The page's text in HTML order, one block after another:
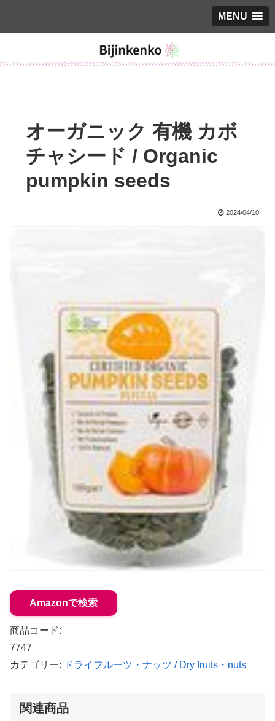
MENU
オーガニック 有機 カボ
チャシード / Organic
pumpkin seeds
2024/04/10
Amazonで検索
商品コード:
7747
カテゴリー:
ドライフルーツ・ナッツ / Dry fruits・nuts
関連商品